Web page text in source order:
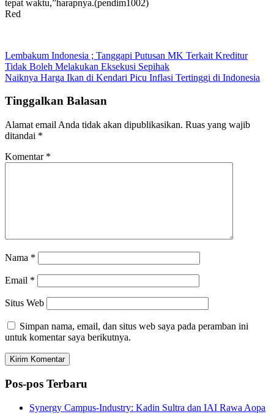
tepat waktu,”harapnya.(pendim1002)
Red
Navigasi
pos
Lembakum Indonesia ; Tanggapi Putusan MK Terkait Kreditur
Tidak Boleh Melakukan Eksekusi Sepihak
Naiknya Harga Ikan di Kendari Picu Inflasi Tertinggi di Indonesia
Tinggalkan Balasan
Alamat email Anda tidak akan dipublikasikan. Ruas yang wajib
ditandai *
Komentar *
Nama *
Email *
Situs Web
Simpan nama, email, dan situs web saya pada peramban ini
untuk komentar saya berikutnya.
Pos-pos Terbaru
Synergy Campus-Industry: Kadin Sultra dan IAI Rawa Aopa